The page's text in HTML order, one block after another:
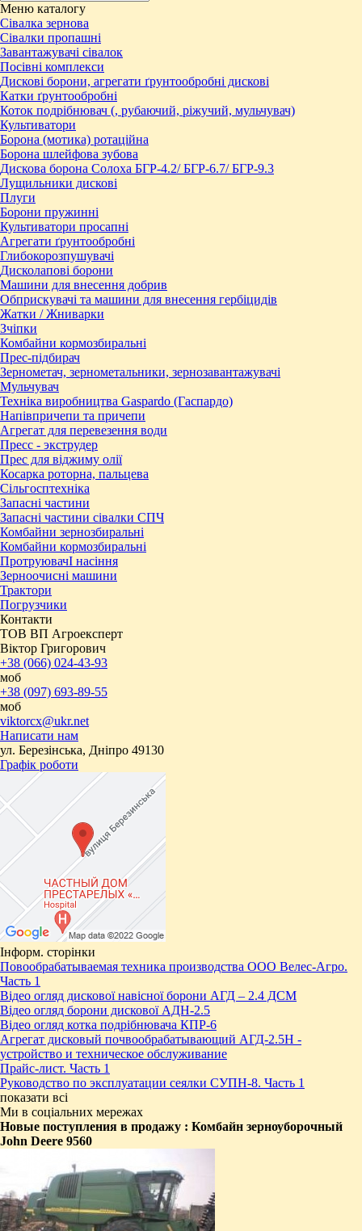
Меню каталогу
Сівалка зернова
Сівалки пропашні
Завантажувачі сівалок
Посівні комплекси
Дискові борони, агрегати ґрунтообробні дискові
Катки ґрунтообробні
Коток подрібнювач (, рубаючий, ріжучий, мульчувач)
Культиватори
Борона (мотика) ротаційна
Борона шлейфова зубова
Дискова борона Солоха БГР-4.2/ БГР-6.7/ БГР-9.3
Лущильники дискові
Плуги
Борони пружинні
Культиватори просапні
Агрегати ґрунтообробні
Глибокорозпушувачі
Дисколапові борони
Машини для внесення добрив
Обприскувачі та машини для внесення гербіцидів
Жатки / Жниварки
Зчіпки
Комбайни кормозбиральні
Прес-підбирач
Зернометач, зернометальники, зернозавантажувачі
Мульчувач
Техніка виробництва Gaspardo (Гаспардо)
Напівпричепи та причепи
Агрегат для перевезення води
Пресc - экструдер
Прес для віджиму олії
Косарка роторна, пальцева
Сільгосптехніка
Запасні частини
Запасні частини сівалки СПЧ
Комбайни зернозбиральні
Комбайни кормозбиральні
ПротруювачІ насіння
Зерноочисні машини
Трактори
Погрузчики
Контакти
ТОВ ВП Агроексперт
Віктор Григорович
+38 (066) 024-43-93
моб
+38 (097) 693-89-55
моб
viktorcx@ukr.net
Написати нам
ул. Березінська, Дніпро 49130
Графік роботи
Інформ. сторінки
Повообрабатываемая техника производства ООО Велес-Агро.
Часть 1
Відео огляд дискової навісної борони АГД – 2.4 ДСМ
Відео огляд борони дискової АДН-2.5
Відео огляд котка подрібнювача КПР-6
Агрегат дисковый почвообрабатывающий АГД-2.5Н -
устройство и техническое обслуживание
Прайс-лист. Часть 1
Руководство по эксплуатации сеялки СУПН-8. Часть 1
показати всі
Ми в соціальних мережах
Новые поступления в продажу : ​Комбайн зерноуборочный
John Deere 9560